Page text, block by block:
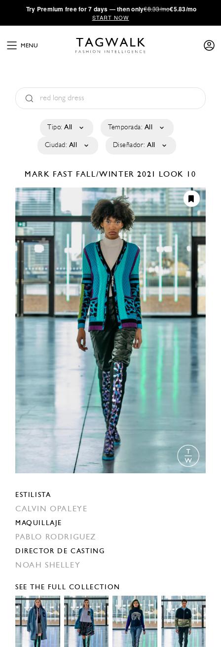
·Try Premium free for 7 days — then only€8.33/mo€5.83/mo
START NOW
MENU
Tipo: All Temporada: All
Ciudad: All Diseñador: All
MARK FAST FALL/WINTER 2021 LOOK 10
ESTILISTA
CALVIN OPALEYE
MAQUILLAJE
PABLO RODRIGUEZ
DIRECTOR DE CASTING
NOAH SHELLEY
SEE THE FULL COLLECTION